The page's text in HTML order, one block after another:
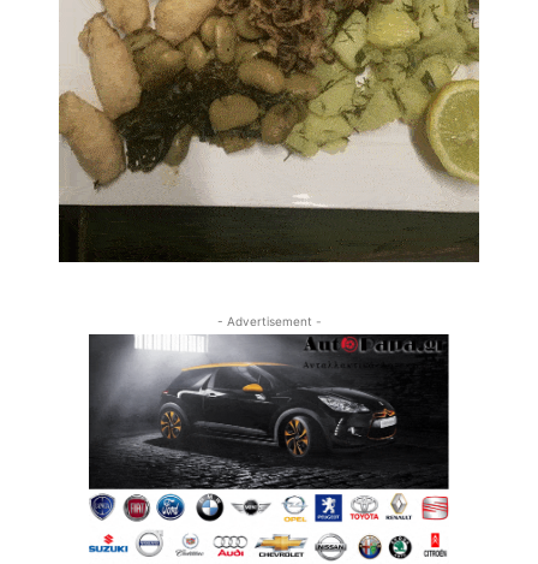
- Advertisement -